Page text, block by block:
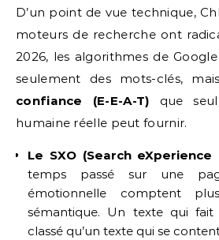
D’un point de vue technique,
moteurs de recherche ont
2026, les algorithmes de
seulement des mots-clés,
confiance (E-E-A-T) que
humaine réelle peut fournir.
Le SXO (Search
temps passé sur une
émotionnelle comptent
sémantique. Un texte qui
classé qu’un texte qui se